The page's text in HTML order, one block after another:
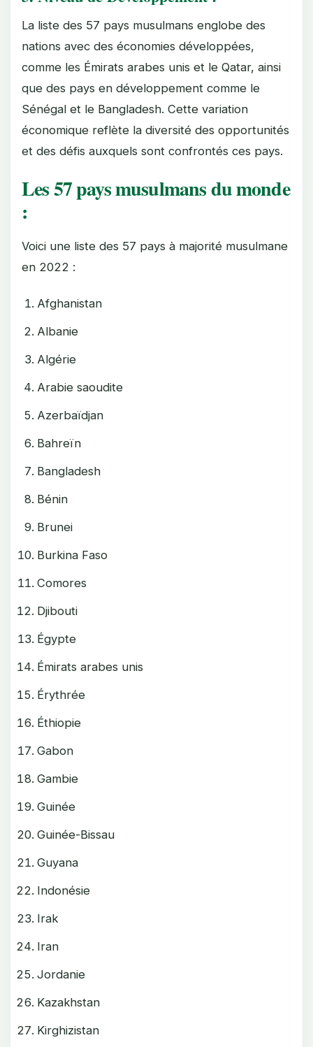
La liste des 57 pays musulmans englobe des
nations avec des économies développées,
comme les Émirats arabes unis et le Qatar, ainsi
que des pays en développement comme le
Sénégal et le Bangladesh. Cette variation
économique reflète la diversité des opportunités
et des défis auxquels sont confrontés ces pays.
Les 57 pays musulmans du monde
:
Voici une liste des 57 pays à majorité musulmane
en 2022 :
Afghanistan
Albanie
Algérie
Arabie saoudite
Azerbaïdjan
Bahreïn
Bangladesh
Bénin
Brunei
Burkina Faso
Comores
Djibouti
Égypte
Émirats arabes unis
Érythrée
Éthiopie
Gabon
Gambie
Guinée
Guinée-Bissau
Guyana
Indonésie
Irak
Iran
Jordanie
Kazakhstan
Kirghizistan